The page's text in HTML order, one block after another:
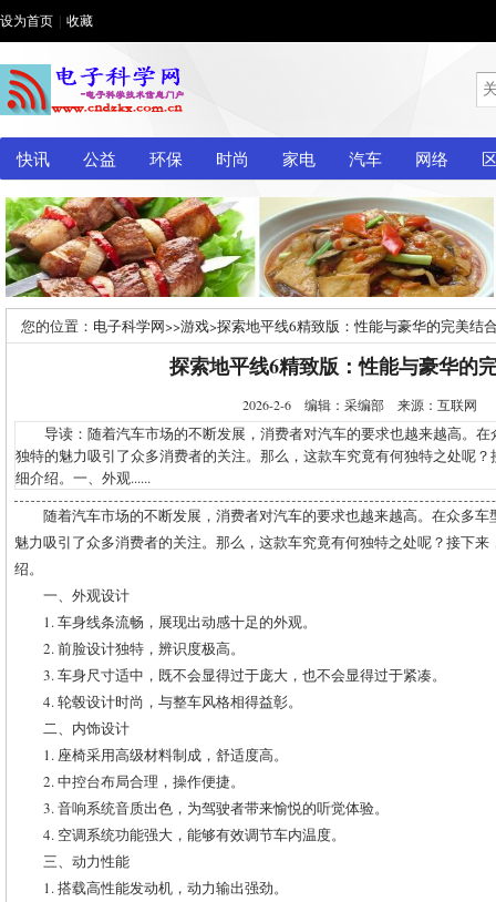
设为首页 收藏
快讯 公益 环保 时尚 家电 汽车 网络
您的位置： 电子科学网>>游戏>探索地平线6精致版：性能与豪华的完美结
探索地平线6精致版：性能与豪华的
2026-2-6 编辑：采编部 来源：互联网
导读：随着汽车市场的不断发展，消费者对汽车的要求也越来越高。在
独特的魅力吸引了众多消费者的关注。那么，这款车究竟有何独特之处呢
细介绍。一、外观......
随着汽车市场的不断发展，消费者对汽车的要求也越来越高。在众多车
魅力吸引了众多消费者的关注。那么，这款车究竟有何独特之处呢？接下
绍。
一、外观设计
1. 车身线条流畅，展现出动感十足的外观。
2. 前脸设计独特，辨识度极高。
3. 车身尺寸适中，既不会显得过于庞大，也不会显得过于紧凑。
4. 轮毂设计时尚，与整车风格相得益彰。
二、内饰设计
1. 座椅采用高级材料制成，舒适度高。
2. 中控台布局合理，操作便捷。
3. 音响系统音质出色，为驾驶者带来愉悦的听觉体验。
4. 空调系统功能强大，能够有效调节车内温度。
三、动力性能
1. 搭载高性能发动机，动力输出强劲。